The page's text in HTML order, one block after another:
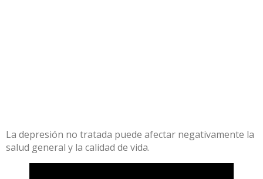
La depresión no tratada puede afectar negativamente la
salud general y la calidad de vida.